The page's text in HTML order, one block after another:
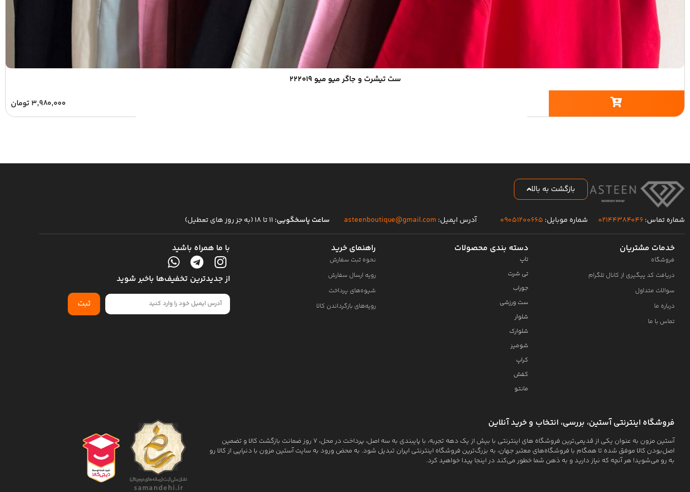
ست تیشرت و جاگر میو میو ۲۲۲۰۱۹
۳,۹۸۰,۰۰۰ تومان
بازگشت به بالا
شماره تماس:۰۲۱۴۴۳۸۴۰۴۶ شماره موبایل: ۰۹۰۵۱۲۰۰۶۶۵ آدرس ایمیل: asteenboutique@gmail.com ساعت پاسخگویی:
خدمات مشتریان
فروشگاه
دریافت کد پیگیری از کانال تلگرام
سوالات متداول
درباره ما
تماس با ما
دسته بندی محصولات
تاپ
تی شرت
جوراب
ست ورزشی
شلوار
شلوارک
شومیز
کراپ
کفش
مانتو
راهنمای خرید
نحوه ثبت سفارش
رویه ارسال سفارش
شیوه‌های پرداخت
رویه‌های بازگرداندن کالا
با ما همراه باشید
از جدیدترین تخفیف‌ها باخبر شوید
ثبت
فروشگاه اینترنتی آستین، بررسی، انتخاب و خرید آنلاین
آستین مزون به عنوان یکی از قدیمی‌ترین فروشگاه های اینترنتی با بیش از یک دهه تجربه، با پایبندی به سه اصل، پرداخت در محل، ۷ روز ضمانت بازگشت کالا و تضمین
اصل‌بودن کالا موفق شده تا همگام با فروشگاه‌های معتبر جهان، به بزرگ‌ترین فروشگاه اینترنتی ایران تبدیل شود. به محض ورود به سایت آستین مزون با دنیایی از کالا رو
به رو می‌شوید! هر آنچه که نیاز دارید و به ذهن شما خطور می‌کند در اینجا پیدا خواهید کرد.